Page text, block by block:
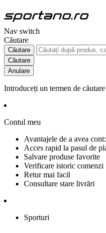
Nav switch
Căutare
Căutare
Căutare
Anulare
Introduceți un termen de
Contul meu
Avantajele de a avea cont:
Acces rapid la pasul de
Salvare produse favorite
Verificare istoric comenzi
Retur mai facil
Consultare stare livrări
Sporturi